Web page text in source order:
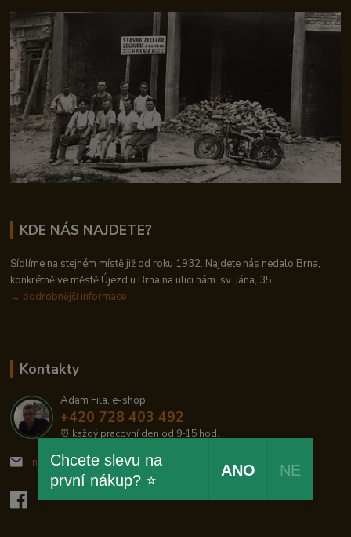
KDE NÁS NAJDETE?
Sídlíme na stejném místě již od roku 1932. Najdete nás nedalo Brna,
konkrétně ve městě Újezd u Brna na ulici nám. sv. Jána, 35.
→ podrobnější informace
Kontakty
Adam Fila, e-shop
+420 728 403 492
⏰ každý pracovní den od 9-15 hod.
info@zelezodum.cz
Chcete slevu na
první nákup? ⭐
ANO NE